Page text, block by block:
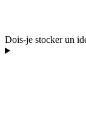
Dois-je stocker un